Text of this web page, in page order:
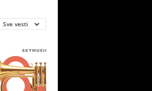
Sve vesti